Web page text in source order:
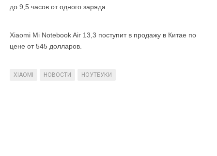
до 9,5 часов от одного заряда.
Xiaomi Mi Notebook Air 13,3 поступит в продажу в Китае по
цене от 545 долларов.
XIAOMI НОВОСТИ НОУТБУКИ